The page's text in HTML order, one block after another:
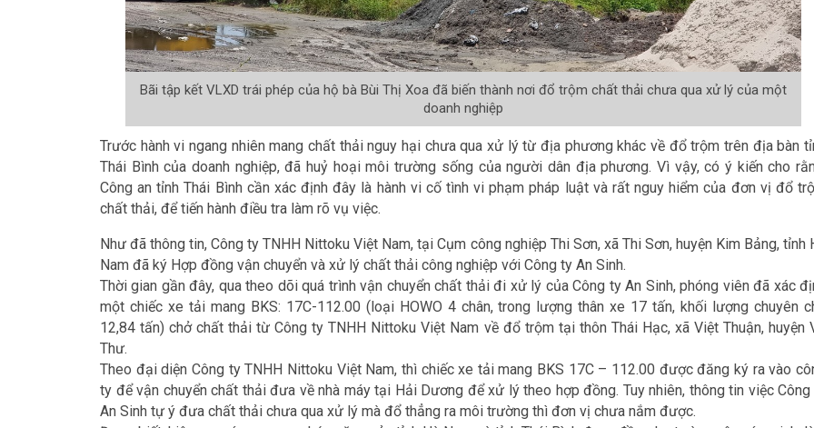
Bãi tập kết VLXD trái phép của hộ bà Bùi Thị Xoa đã biến thành nơi đổ trộm chất thải chưa qua xử lý của một
doanh nghiệp
Trước hành vi ngang nhiên mang chất thải nguy hại chưa qua xử lý từ địa phương khác về đổ trộm trên địa bàn
Thái Bình của doanh nghiệp, đã huỷ hoại môi trường sống của người dân địa phương. Vì vậy, có ý kiến cho
Công an tỉnh Thái Bình cần xác định đây là hành vi cố tình vi phạm pháp luật và rất nguy hiểm của đơn vị đổ
chất thải, để tiến hành điều tra làm rõ vụ việc.
Như đã thông tin, Công ty TNHH Nittoku Việt Nam, tại Cụm công nghiệp Thi Sơn, xã Thi Sơn, huyện Kim Bảng, tỉnh
Nam đã ký Hợp đồng vận chuyển và xử lý chất thải công nghiệp với Công ty An Sinh.
Thời gian gần đây, qua theo dõi quá trình vận chuyển chất thải đi xử lý của Công ty An Sinh, phóng viên đã xác
một chiếc xe tải mang BKS: 17C-112.00 (loại HOWO 4 chân, trong lượng thân xe 17 tấn, khối lượng chuyên
12,84 tấn) chở chất thải từ Công ty TNHH Nittoku Việt Nam về đổ trộm tại thôn Thái Hạc, xã Việt Thuận, huyện
Thư.
Theo đại diện Công ty TNHH Nittoku Việt Nam, thì chiếc xe tải mang BKS 17C – 112.00 được đăng ký ra vào
ty để vận chuyển chất thải đưa về nhà máy tại Hải Dương để xử lý theo hợp đồng. Tuy nhiên, thông tin việc
An Sinh tự ý đưa chất thải chưa qua xử lý mà đổ thẳng ra môi trường thì đơn vị chưa nắm được.